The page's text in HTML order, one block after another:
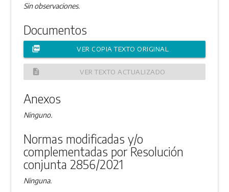
Sin observaciones.
Documentos
picture_as_pdf VER COPIA TEXTO ORIGINAL
description VER TEXTO ACTUALIZADO
Anexos
Ninguno.
Normas modificadas y/o
complementadas por Resolución
conjunta 2856/2021
Ninguna.